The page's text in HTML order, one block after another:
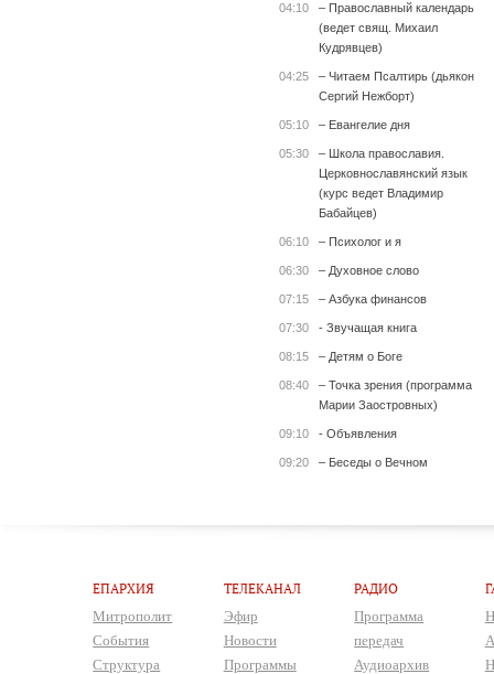
04:10
– Православный календарь
(ведет свящ. Михаил
Кудрявцев)
04:25
– Читаем Псалтирь (дьякон
Сергий Нежборт)
05:10 – Евангелие дня
05:30
– Школа православия.
Церковнославянский язык
(курс ведет Владимир
Бабайцев)
06:10 – Психолог и я
06:30 – Духовное слово
07:15 – Азбука финансов
07:30 - Звучащая книга
08:15 – Детям о Боге
08:40
– Точка зрения (программа
Марии Заостровных)
09:10 - Объявления
09:20 – Беседы о Вечном
ЕПАРХИЯ
Митрополит
События
Структура
ТЕЛЕКАНАЛ
Эфир
Новости
Программы
РАДИО
Программа
передач
Аудиоархив